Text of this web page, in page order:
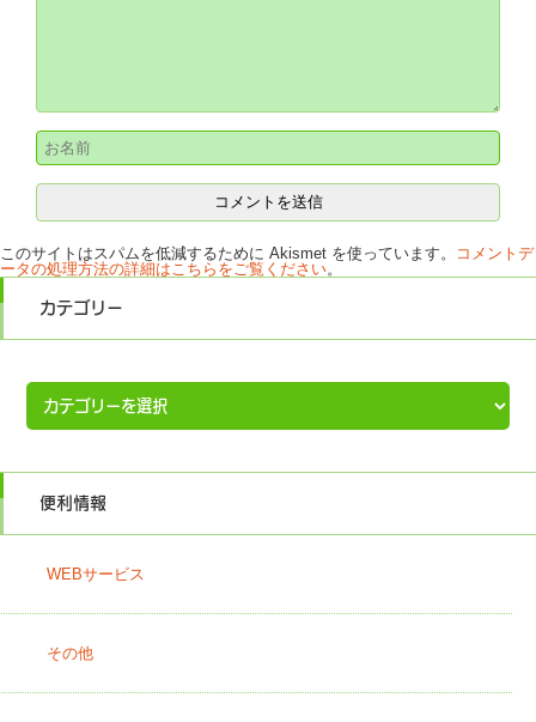
このサイトはスパムを低減するために Akismet を使っています。
コメントデ
ータの処理方法の詳細はこちらをご覧ください。
カテゴリー
便利情報
WEBサービス
その他